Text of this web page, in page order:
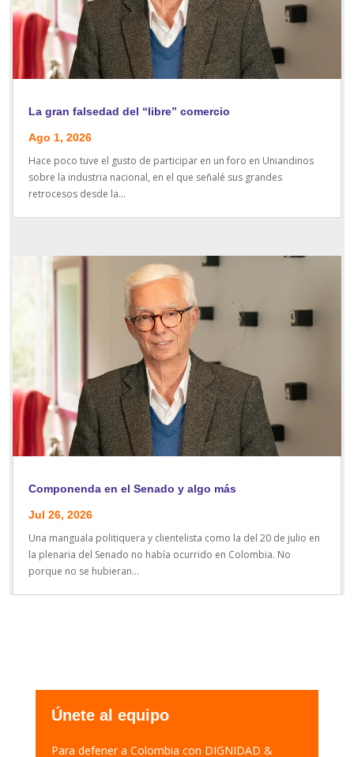
La gran falsedad del “libre” comercio
Ago 1, 2026
Hace poco tuve el gusto de participar en un foro en Uniandinos
sobre la industria nacional, en el que señalé sus grandes
retrocesos desde la...
Componenda en el Senado y algo más
Jul 26, 2026
Una manguala politiquera y clientelista como la del 20 de julio en
la plenaria del Senado no había ocurrido en Colombia. No
porque no se hubieran...
Únete al equipo
Para defener a Colombia con DIGNIDAD &